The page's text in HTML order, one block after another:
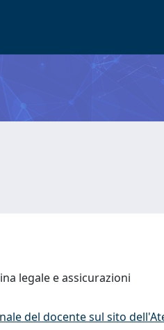
legale e assicurazioni
del docente sul sito